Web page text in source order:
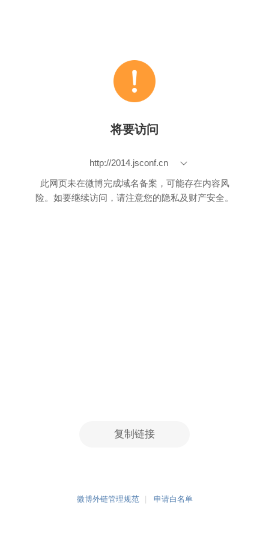
将要访问
http://2014.jsconf.cn
此网页未在微博完成域名备案，可能存在内容风
险。如要继续访问，请注意您的隐私及财产安全。
复制链接
微博外链管理规范 申请白名单